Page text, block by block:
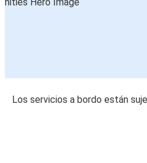
Los servicios a bordo están